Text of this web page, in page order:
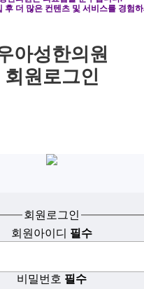
후 더 많은 컨텐츠 및 서비스를 경험
아성한의원
회원로그인
회원로그인
회원아이디 필수
비밀번호 필수